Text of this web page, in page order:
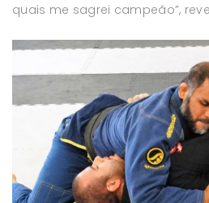
quais me sagrei campeão”,